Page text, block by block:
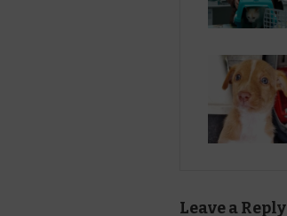
Leave a Reply